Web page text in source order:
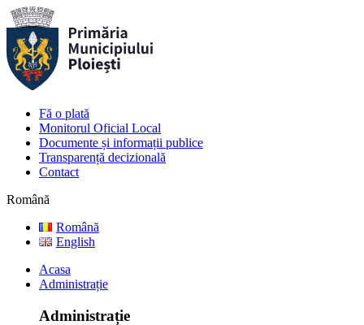
Fă o plată
Monitorul Oficial Local
Documente și informații publice
Transparență decizională
Contact
Română
Română
English
Acasa
Administrație
Administrație